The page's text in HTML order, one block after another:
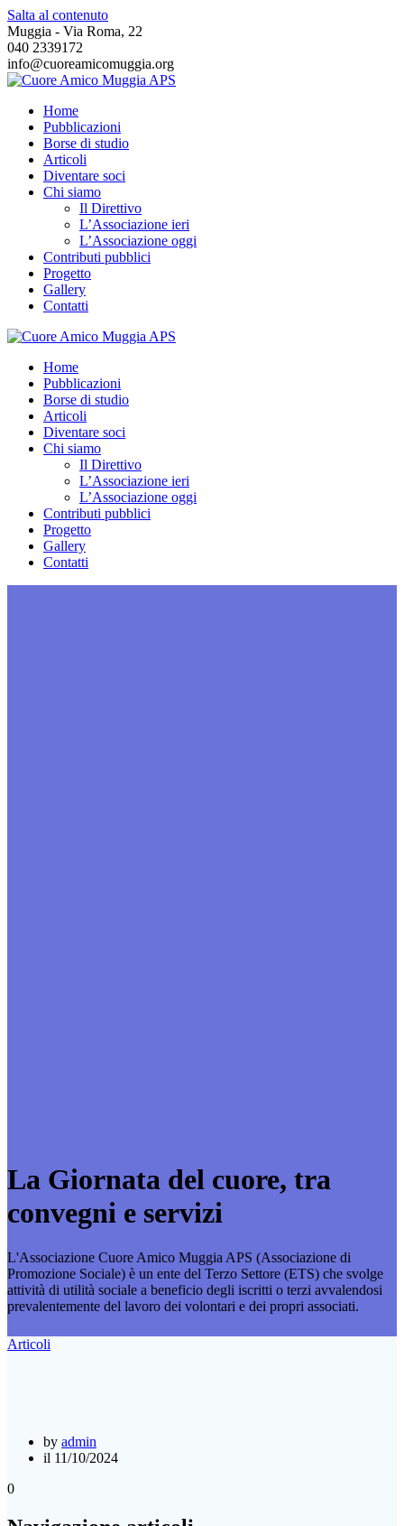
Salta al contenuto
Muggia - Via Roma, 22
040 2339172
info@cuoreamicomuggia.org
Home
Pubblicazioni
Borse di studio
Articoli
Diventare soci
Chi siamo
Il Direttivo
L’Associazione ieri
L’Associazione oggi
Contributi pubblici
Progetto
Gallery
Contatti
Home
Pubblicazioni
Borse di studio
Articoli
Diventare soci
Chi siamo
Il Direttivo
L’Associazione ieri
L’Associazione oggi
Contributi pubblici
Progetto
Gallery
Contatti
La Giornata del cuore, tra
convegni e servizi
L'Associazione Cuore Amico Muggia APS (Associazione di
Promozione Sociale) è un ente del Terzo Settore (ETS) che svolge
attività di utilità sociale a beneficio degli iscritti o terzi avvalendosi
prevalentemente del lavoro dei volontari e dei propri associati.
Articoli
by admin
il 11/10/2024
0